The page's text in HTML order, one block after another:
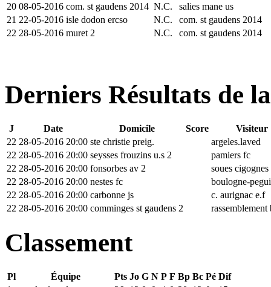
20 08-05-2016 com. st gaudens 2014 N.C.
salies mane us
21 22-05-2016 isle dodon ercso N.C.
com. st gaudens 2014
22 28-05-2016 muret 2 N.C. com. st gaudens 2014
Derniers Résultats de
J Date Domicile Score
Visiteur
22 28-05-2016 20:00 ste christie preig.
argeles.laved
22 28-05-2016 20:00 seysses frouzins u.s 2
pamiers fc
22 28-05-2016 20:00 fonsorbes av 2
soues cigognes
22 28-05-2016 20:00 nestes fc
boulogne-
22 28-05-2016 20:00 carbonne js
c. aurignac e.f
22 28-05-2016 20:00 comminges st gaudens 2 rassemblement
Classement
Pl Équipe Pts Jo G N P F Bp Bc Pé Dif